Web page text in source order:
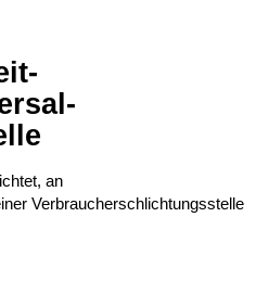
an
Verbraucherschlichtungsstelle